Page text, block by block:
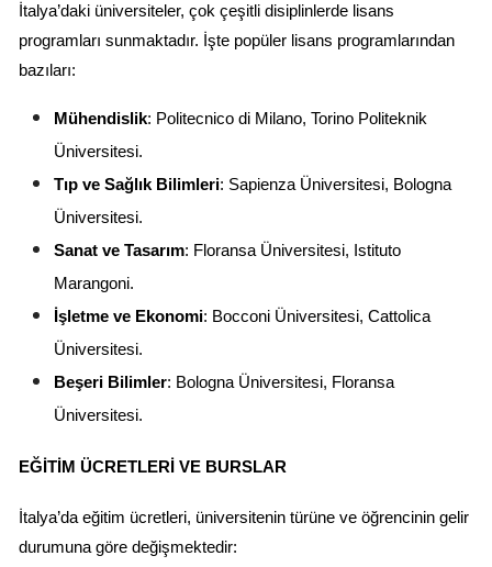
İtalya’daki üniversiteler, çok çeşitli disiplinlerde lisans
programları sunmaktadır. İşte popüler lisans programlarından
bazıları:
Mühendislik: Politecnico di Milano, Torino Politeknik
Üniversitesi.
Tıp ve Sağlık Bilimleri: Sapienza Üniversitesi, Bologna
Üniversitesi.
Sanat ve Tasarım: Floransa Üniversitesi, Istituto
Marangoni.
İşletme ve Ekonomi: Bocconi Üniversitesi, Cattolica
Üniversitesi.
Beşeri Bilimler: Bologna Üniversitesi, Floransa
Üniversitesi.
EĞITIM ÜCRETLERI VE BURSLAR
İtalya’da eğitim ücretleri, üniversitenin türüne ve öğrencinin gelir
durumuna göre değişmektedir: